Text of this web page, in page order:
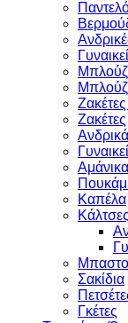
Ζακέτες
Αμάνικα
Καπέλα
Κάλτσες
Σακίδια
Γκέτες